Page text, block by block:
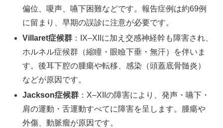
偏位、嗄声、嚥下困難などです。報告症例は約69例
に留まり、早期の誤診に注意が必要です。
Villaret症候群 ：IX–XIIに加え交感神経幹も障害され、
ホルネル症候群（縮瞳・眼瞼下垂・無汗）を伴いま
す。後耳下腔の腫瘍や転移、感染（頭蓋底骨髄炎）
などが原因です。
Jackson症候群 ：X–XIIの障害により、発声・嚥下・
肩の運動・舌運動すべてに障害を呈します。腫瘍や
外傷、動脈瘤が原因です。